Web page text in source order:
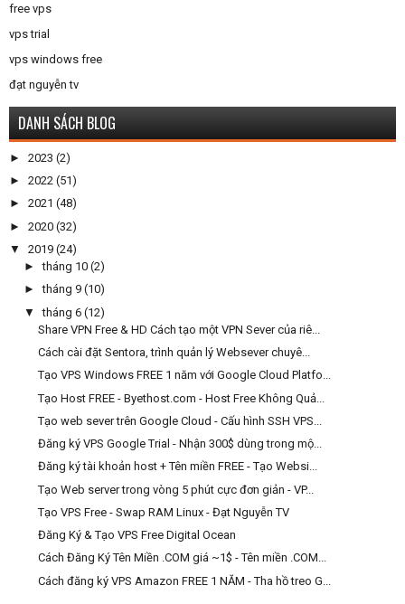
free vps
vps trial
vps windows free
đạt nguyễn tv
DANH SÁCH BLOG
► 2023 (2)
► 2022 (51)
► 2021 (48)
► 2020 (32)
▼
2019 (24)
►tháng 10 (2)
►tháng 9 (10)
▼
tháng 6 (12)
Share VPN Free & HD Cách tạo một VPN Sever của riê...
Cách cài đặt Sentora, trình quản lý Websever chuyê...
Tạo VPS Windows FREE 1 năm với Google Cloud Platfo...
Tạo Host FREE - Byethost.com - Host Free Không Quả...
Tạo web sever trên Google Cloud - Cấu hình SSH VPS...
Đăng ký VPS Google Trial - Nhận 300$ dùng trong mộ...
Đăng ký tài khoản host + Tên miền FREE - Tạo Websi...
Tạo Web server trong vòng 5 phút cực đơn giản - VP...
Tạo VPS Free - Swap RAM Linux - Đạt Nguyễn TV
Đăng Ký & Tạo VPS Free Digital Ocean
Cách Đăng Ký Tên Miền .COM giá ~1$ - Tên miền .COM...
Cách đăng ký VPS Amazon FREE 1 NĂM - Tha hồ treo G...